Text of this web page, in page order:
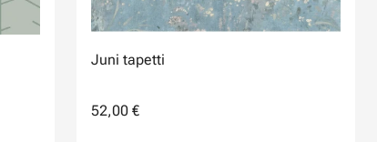
Juni tapetti
52,00 €